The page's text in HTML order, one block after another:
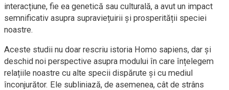
interacțiune, fie ea genetică sau culturală, a avut un impact
semnificativ asupra supraviețuirii și prosperității speciei
noastre.
Aceste studii nu doar rescriu istoria Homo sapiens, dar și
deschid noi perspective asupra modului în care înțelegem
relațiile noastre cu alte specii dispărute și cu mediul
înconjurător. Ele subliniază, de asemenea, cât de strâns